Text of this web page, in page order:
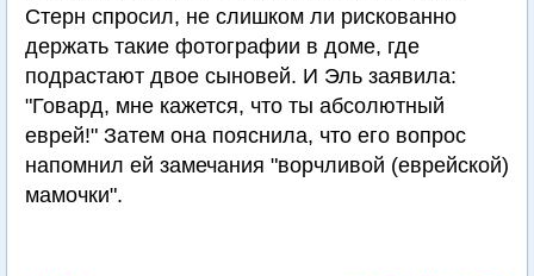
Стерн спросил, не слишком ли рискованно
держать такие фотографии в доме, где
подрастают двое сыновей. И Эль заявила:
"Говард, мне кажется, что ты абсолютный
еврей!" Затем она пояснила, что его вопрос
напомнил ей замечания "ворчливой (еврейской)
мамочки".